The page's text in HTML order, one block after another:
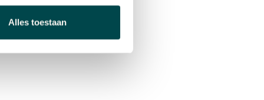
Alles toestaan